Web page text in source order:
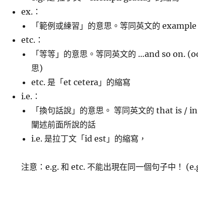
ex.：
「範例或練習」的意思。等同英文的
etc.：
「等等」的意思。等同英文的 …and so on.
思)
etc. 是「et cetera」的縮寫
i.e.：
「換句話說」的意思。 等同英文的 that is /
闡述前面所說的話
i.e. 是拉丁文「id est」的縮寫，
注意：e.g. 和 etc. 不能出現在同一個句子中！